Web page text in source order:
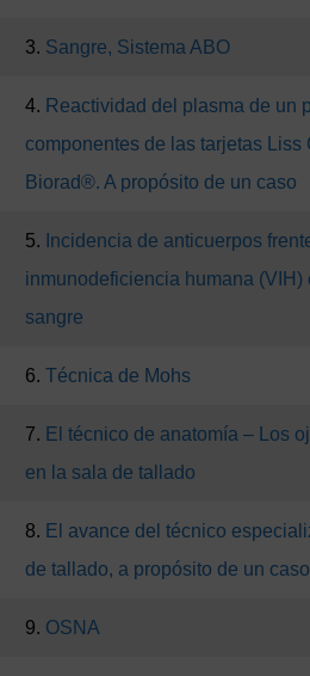
3. Sangre, Sistema ABO
4. Reactividad del plasma de un
componentes de las tarjetas Liss
Biorad®. A propósito de un caso
5. Incidencia de anticuerpos
inmunodeficiencia humana (VIH)
sangre
6. Técnica de Mohs
7. El técnico de anatomía – Los
en la sala de tallado
8. El avance del técnico
de tallado, a propósito de un
9. OSNA